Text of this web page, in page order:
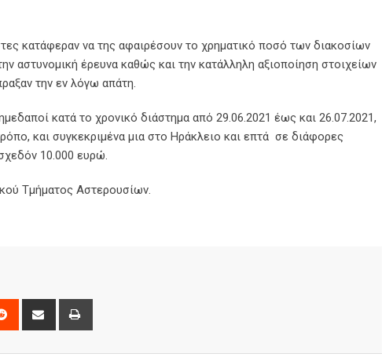
κατάφεραν να της αφαιρέσουν το χρηματικό ποσό των διακοσίων
έρευνα καθώς και την κατάλληλη αξιοποίηση στοιχείων
την εν λόγω απάτη.
κατά το χρονικό διάστημα από 29.06.2021 έως και 26.07.2021,
και συγκεκριμένα μια στο Ηράκλειο και επτά σε διάφορες
10.000 ευρώ.
Τμήματος Αστερουσίων.
Reddit
Share